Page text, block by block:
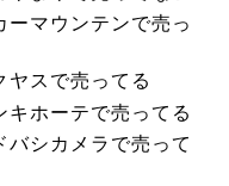
ーマウンテンで売っ
ヤスで売ってる
キホーテで売ってる
バシカメラで売って